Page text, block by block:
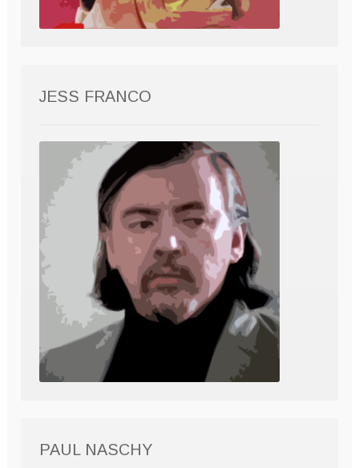
JESS FRANCO
PAUL NASCHY